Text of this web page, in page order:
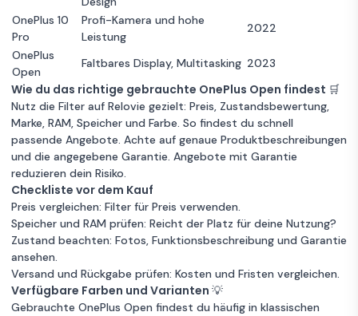
OnePlus 10
Pro
Profi-Kamera und hohe
Leistung
2022
OnePlus
Open
Faltbares Display, Multitasking 2023
Wie du das richtige gebrauchte OnePlus Open findest 🛒
Nutz die Filter auf Relovie gezielt: Preis, Zustandsbewertung,
Marke, RAM, Speicher und Farbe. So findest du schnell
passende Angebote. Achte auf genaue Produktbeschreibungen
und die angegebene Garantie. Angebote mit Garantie
reduzieren dein Risiko.
Checkliste vor dem Kauf
Preis vergleichen: Filter für Preis verwenden.
Speicher und RAM prüfen: Reicht der Platz für deine Nutzung?
Zustand beachten: Fotos, Funktionsbeschreibung und Garantie
ansehen.
Versand und Rückgabe prüfen: Kosten und Fristen vergleichen.
Verfügbare Farben und Varianten 💡
Gebrauchte OnePlus Open findest du häufig in klassischen